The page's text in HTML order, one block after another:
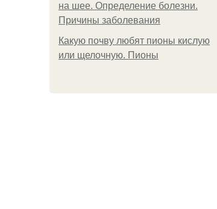
на шее. Определение болезни.
Причины заболевания
Какую почву любят пионы кислую
или щелочную. Пионы